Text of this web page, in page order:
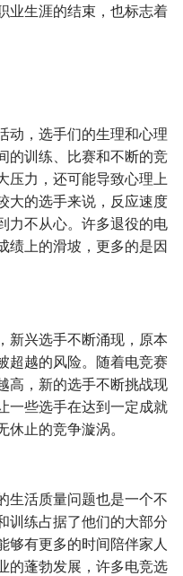
业生涯的结束，也标志着
动，选手们的生理和心理
的训练、比赛和不断的竞
压力，还可能导致心理上
大的选手来说，反应速度
力不从心。许多退役的电
绩上的滑坡，更多的是因
新兴选手不断涌现，原本
超越的风险。随着电竞赛
高，新的选手不断挑战现
一些选手在达到一定成就
休止的竞争漩涡。
生活质量问题也是一个不
训练占据了他们的大部分
够有更多的时间陪伴家人
的蓬勃发展，许多电竞选